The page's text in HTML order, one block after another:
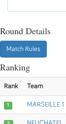
Round Details
Match Rules
Ranking
Rank Team
1 MARSEILLE 1